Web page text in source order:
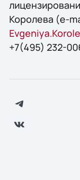
Королева (e-
+7(495) 232-